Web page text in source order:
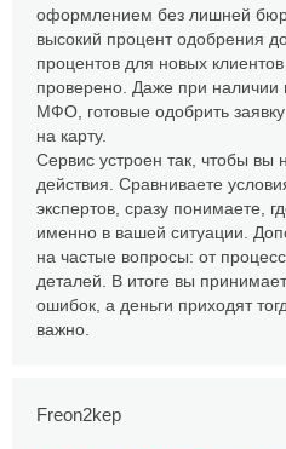
оформлением без лишней
высокий процент одобрения
процентов для новых
проверено. Даже при наличии
МФО, готовые одобрить
на карту.
Сервис устроен так, чтобы
действия. Сравниваете
экспертов, сразу понимаете,
именно в вашей ситуации.
на частые вопросы: от
деталей. В итоге вы
ошибок, а деньги приходят
важно.
Freon2kep